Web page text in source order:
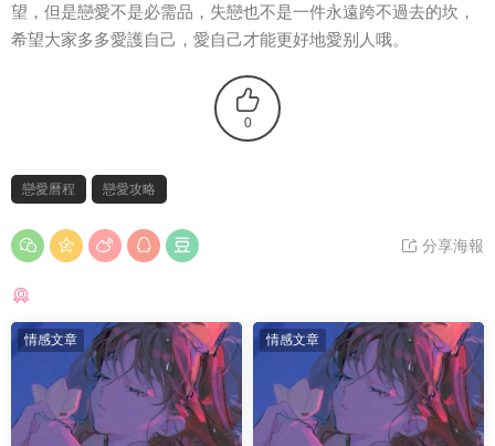
望，但是戀愛不是必需品，失戀也不是一件永遠跨不過去的坎，
希望大家多多愛護自己，愛自己才能更好地愛别人哦。
0
戀愛曆程 戀愛攻略
分享海報
情感文章 情感文章